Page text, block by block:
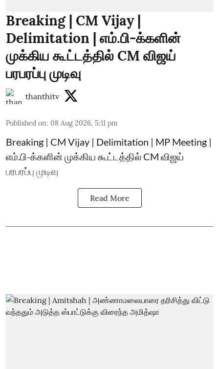
Breaking | CM Vijay |
Delimitation | எம்.பி-க்களின்
முக்கிய கூட்டத்தில் CM விஜய்
பரபரப்பு முடிவு
thanthitv
Published on: 08 Aug 2026, 5:11 pm
Breaking | CM Vijay | Delimitation | MP Meeting |
எம்.பி-க்களின் முக்கிய கூட்டத்தில் CM விஜய்
பரபரப்பு முடிவு
Read More